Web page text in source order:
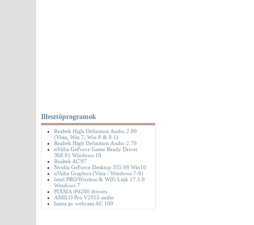
Illesztőprogramok
Realtek High Definition Audio 2.80
(Vista, Win 7, Win 8 & 8.1)
Realtek High Definition Audio 2.79
nVidia GeForce Game Ready Driver
368.81 Windows 10
Realtek AC'97
Nvidia GeForce Desktop 355.98 Win10
nVidia Graphics (Vista / Windows 7-8)
Intel PRO/Wireless & WiFi Link 17.1.0
Windows 7
PIXMA iP4200 drivers
AMILO Pro V2055 audio
hama pc webcam AC 100